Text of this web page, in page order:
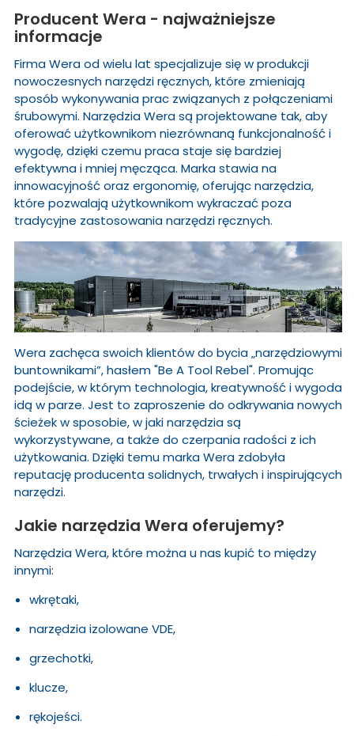
Producent Wera - najważniejsze
informacje
Firma Wera od wielu lat specjalizuje się w produkcji
nowoczesnych narzędzi ręcznych, które zmieniają
sposób wykonywania prac związanych z połączeniami
śrubowymi. Narzędzia Wera są projektowane tak, aby
oferować użytkownikom niezrównaną funkcjonalność i
wygodę, dzięki czemu praca staje się bardziej
efektywna i mniej męcząca. Marka stawia na
innowacyjność oraz ergonomię, oferując narzędzia,
które pozwalają użytkownikom wykraczać poza
tradycyjne zastosowania narzędzi ręcznych.
Wera zachęca swoich klientów do bycia „narzędziowymi
buntownikami”, hasłem "Be A Tool Rebel". Promując
podejście, w którym technologia, kreatywność i wygoda
idą w parze. Jest to zaproszenie do odkrywania nowych
ścieżek w sposobie, w jaki narzędzia są
wykorzystywane, a także do czerpania radości z ich
użytkowania. Dzięki temu marka Wera zdobyła
reputację producenta solidnych, trwałych i inspirujących
narzędzi.
Jakie narzędzia Wera oferujemy?
Narzędzia Wera, które można u nas kupić to między
innymi:
wkrętaki,
narzędzia izolowane VDE,
grzechotki,
klucze,
rękojeści.